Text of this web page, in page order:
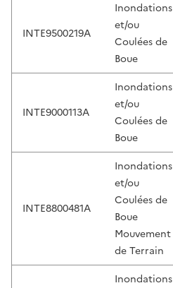
INTE9500219A
Inondations
et/ou
Coulées de
Boue
INTE9000113A
Inondations
et/ou
Coulées de
Boue
INTE8800481A
Inondations
et/ou
Coulées de
Boue
Mouvement
de Terrain
Inondations